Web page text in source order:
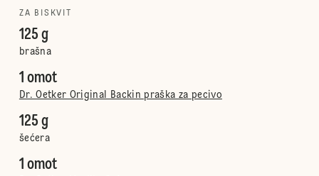
ZA BISKVIT
125 g
brašna
1 omot
Dr. Oetker Original Backin praška za pecivo
125 g
šećera
1 omot